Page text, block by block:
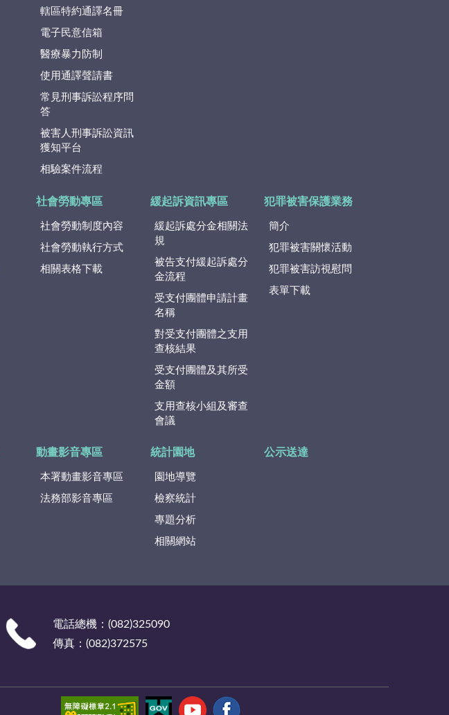
轄區特約通譯名冊
電子民意信箱
醫療暴力防制
使用通譯聲請書
常見刑事訴訟程序問
答
被害人刑事訴訟資訊
獲知平台
相驗案件流程
社會勞動專區
社會勞動制度內容
社會勞動執行方式
相關表格下載
緩起訴資訊專區
緩起訴處分金相關法
規
被告支付緩起訴處分
金流程
受支付團體申請計畫
名稱
對受支付團體之支用
查核結果
受支付團體及其所受
金額
支用查核小組及審查
會議
犯罪被害保護業務
簡介
犯罪被害關懷活動
犯罪被害訪視慰問
表單下載
動畫影音專區
本署動畫影音專區
法務部影音專區
統計園地
園地導覽
檢察統計
專題分析
相關網站
公示送達
電話總機：(082)325090
傳真：(082)372575